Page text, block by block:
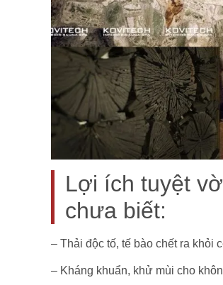
Lợi ích tuyệt
chưa biết:
– Thải độc tố, tế bào chết ra khỏi
– Kháng khuẩn, khử mùi cho